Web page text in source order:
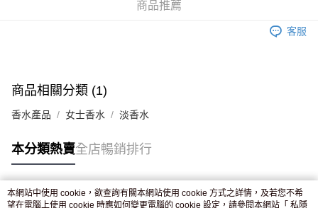
付款後門市自取，訂單確認後2-4個工作天到店，7天內取。逾期後
商品推薦
客服
商品相關分類 (1)
香水產品 女士香水 淡香水
本分類熱賣全店暢銷排行
熱門標籤
本網站中使用 cookie，欲查詢有關本網站使用 cookie 方式之詳情，及若您不希
望在電腦上使用 cookie 時應如何變更電腦的 cookie 設定，請參閱本網站「 私隱